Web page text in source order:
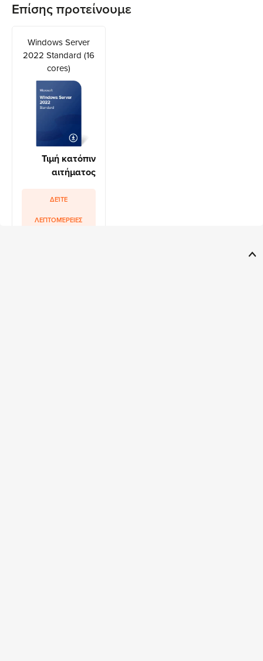
Επίσης προτείνουμε
Windows Server
2022 Standard (16
cores)
Τιμή κατόπιν
αιτήματος
ΔΕΊΤΕ
ΛΕΠΤΟΜΈΡΕΙΕΣ